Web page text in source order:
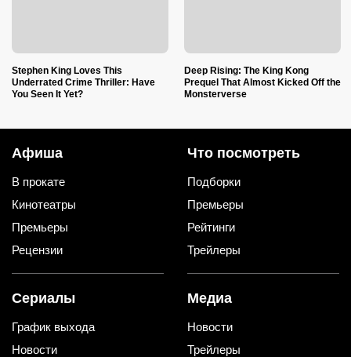
Stephen King Loves This
Underrated Crime Thriller: Have
You Seen It Yet?
Deep Rising: The King Kong
Prequel That Almost Kicked Off the
Monsterverse
Афиша
В прокате
Кинотеатры
Премьеры
Рецензии
Что посмотреть
Подборки
Премьеры
Рейтинги
Трейлеры
Сериалы
График выхода
Новости
Медиа
Новости
Трейлеры